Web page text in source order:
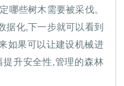
哪些树木需要被采伐。
据化,下一步就可以看到
如果可以让建设机械进
升安全性,管理的森林